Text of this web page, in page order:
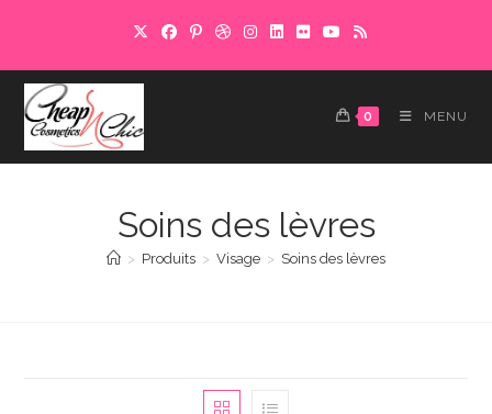
content
0 MENU
Soins des lèvres
> Produits > Visage > Soins des lèvres